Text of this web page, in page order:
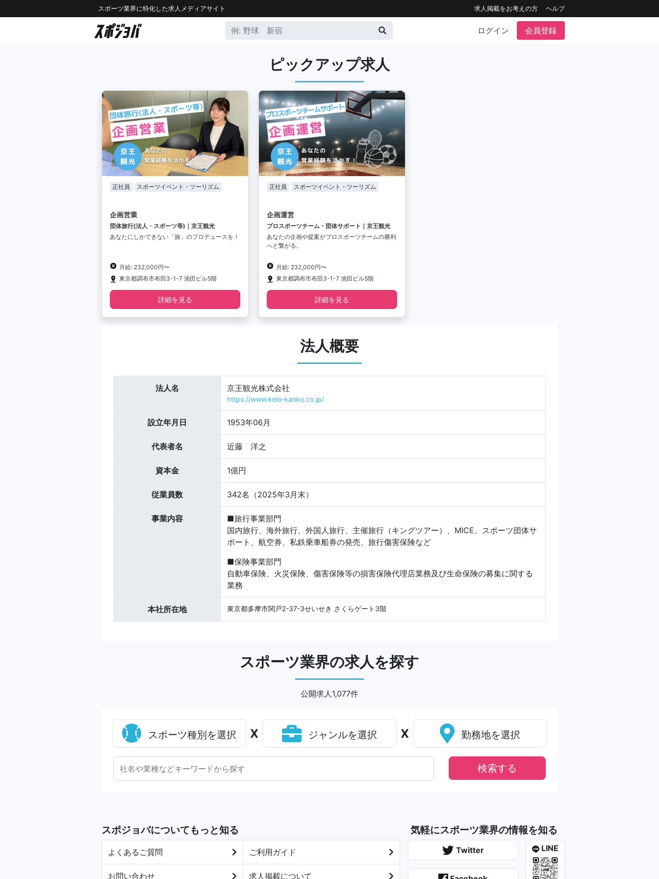
スポーツ業界に特化した求人メディアサイト 求人掲載をお考えの方 ヘルプ
ログイン 会員登録
ピックアップ求人
正社員 スポーツイベント・ツーリズム
企画営業
団体旅行(法人・スポーツ等)｜京王観光
あなたにしかできない「旅」のプロデュースを！
月給: 232,000円〜
東京都調布市布田3-1-7 池田ビル5階
詳細を見る
正社員 スポーツイベント・ツーリズム
企画運営
プロスポーツチーム・団体サポート｜京王観光
あなたの企画や提案がプロスポーツチームの勝利
へと繋がる。
月給: 232,000円〜
東京都調布市布田3-1-7 池田ビル5階
詳細を見る
法人概要
法人名 京王観光株式会社
https://www.keio-kanko.co.jp/
設立年月日 1953年06月
代表者名 近藤 洋之
資本金 1億円
従業員数 342名（2025年3月末）
事業内容
■旅行事業部門
国内旅行、海外旅行、外国人旅行、主催旅行（キングツアー）、MICE、スポーツ団体サ
ポート、航空券、私鉄乗車船券の発売、旅行傷害保険など
■保険事業部門
自動車保険、火災保険、傷害保険等の損害保険代理店業務及び生命保険の募集に関する
業務
本社所在地 東京都多摩市関戸2-37-3せいせき さくらゲート3階
スポーツ業界の求人を探す
公開求人1,077件
スポーツ種別を選択 X ジャンルを選択 X 勤務地を選択
スポジョバについてもっと知る 気軽にスポーツ業界の情報を知る
よくあるご質問 ご利用ガイド
お問い合わせ 求人掲載について
Twitter LINE